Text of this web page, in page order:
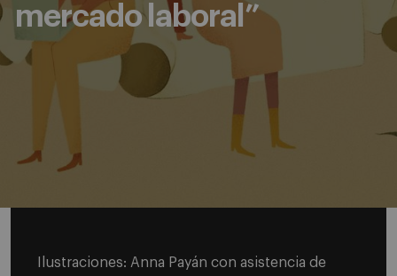
mercado laboral”
Ilustraciones: Anna Payán con asistencia de